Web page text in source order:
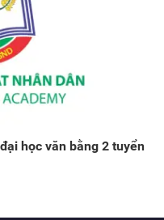
học văn bằng 2 tuyển